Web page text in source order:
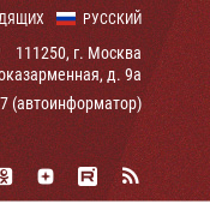
РУССКИЙ
111250, г. Москва
д. 9а
(автоинформатор)